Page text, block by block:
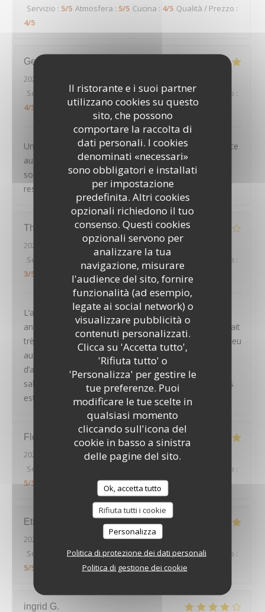
Il ristorante e i suoi partner
utilizzano cookies su questo
sito, che possono
comportare la raccolta di
dati personali. I cookies
denominati «necessari»
sono obbligatori e installati
per impostazione
predefinita. Altri cookies
opzionali richiedono il tuo
consenso. Questi cookies
opzionali servono per
analizzare la tua
navigazione, misurare
l'audience del sito, fornire
funzionalità (ad esempio,
legate ai social network) o
visualizzare pubblicità o
contenuti personalizzati.
Clicca su 'Accetta tutto',
'Rifiuta tutto' o
'Personalizza' per gestire le
tue preferenze. Puoi
modificare le tue scelte in
qualsiasi momento
cliccando sull'icona del
cookie in basso a sinistra
delle pagine del sito.
Ok, accetta tutto
Rifiuta tutti i cookie
Personalizza
Politica di protezione dei dati personali
Politica di gestione dei cookie
Servizio : 5/5 Atmosfera : 5/5 Cucina : 4/5 Qualità / Prezzo :
4/5
Geoffroy
2026-08-01
Servizio
/5 Atmosfera:4 /5 Cucina: 5/5 Qualità / Prezzo :
4/5
Un très joli cadre, des plats tous excellents et un service
aux petits oignons : nous avons passé une excellente
soirée, et recommandons chaleureusement ce
restaurant
Thierry
2026-07-30
- 20:00 - Ospiti 2
Servizio
Atmosfera Cucina Qualità / Prezzo :
3/5
L’année dernière en Avril on était la pour mon
anniversaire. Tout était parfait. Mais cette fois ci on était
très déçu. Les plats étaient rien de spécial, même un peu
au dessous de standard. Le croustillant d’épaule
d’agneau n’avait pas de goût du tout et la sauce trop
salée. Aubergine faite sans aucun travail. Je me doutais
est-ce que c’est le même chef de l’année dernière.
Florian
2026-08-01
- 20:45 - Ospiti 2
Servizio
Qualità / Prezzo :
5/5
Etienne
2026-08-01
- 20:15 - Ospiti 4
Servizio
/5 Atmosfera:5/5 Cucina:5/5 Qualità / Prezzo :
5/5
ingrid G
LE PAVILLON DE BAILLY